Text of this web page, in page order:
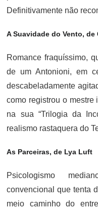
Definitivamente não
A Suavidade do Vento, de
Romance fraquíssimo,
de um Antonioni, em
descabeladamente
como registrou o mestre
na sua “Trilogia da
realismo rastaquera do
As Parceiras, de Lya Luft
Psicologismo
convencional que tenta
meio caminho do